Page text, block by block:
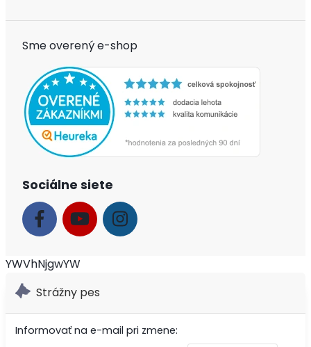
Sme overený e-shop
Sociálne siete
YWVhNjgwYW
Strážny pes
Informovať na e-mail pri zmene: